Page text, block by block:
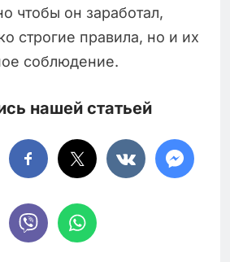
чтобы он заработал,
строгие правила, но и их
соблюдение.
нашей статьей